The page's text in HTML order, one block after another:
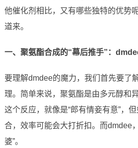
他催化剂相比，又有哪些独特的优势
道来。
一、聚氨酯合成的“幕后推手”：
要理解dmdee的魔力，我们首先要了
理。简单来说，聚氨酯是由多元醇和
这个反应，就像是“郎有情妾有意”，
合，效率可能会大打折扣。而dmdee
婆”。